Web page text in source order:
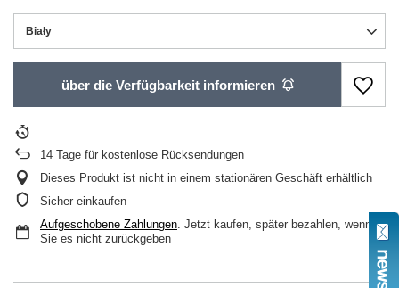
Biały
über die Verfügbarkeit informieren
14 Tage für kostenlose Rücksendungen
Dieses Produkt ist nicht in einem stationären Geschäft erhältlich
Sicher einkaufen
Aufgeschobene Zahlungen. Jetzt kaufen, später bezahlen, wenn
Sie es nicht zurückgeben